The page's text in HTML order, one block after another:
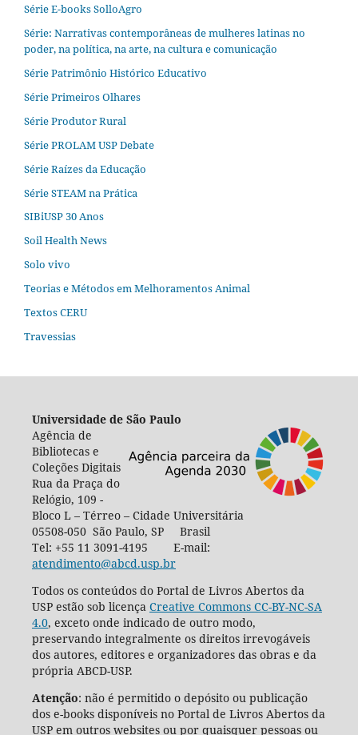
Série E-books SolloAgro
Série: Narrativas contemporâneas de mulheres latinas no
poder, na política, na arte, na cultura e comunicação
Série Patrimônio Histórico Educativo
Série Primeiros Olhares
Série Produtor Rural
Série PROLAM USP Debate
Série Raízes da Educação
Série STEAM na Prática
SIBiUSP 30 Anos
Soil Health News
Solo vivo
Teorias e Métodos em Melhoramentos Animal
Textos CERU
Travessias
Universidade de São Paulo
Agência de
Bibliotecas e
Coleções Digitais
Rua da Praça do
Relógio, 109 -
Bloco L – Térreo – Cidade Universitária
05508-050 São Paulo, SP Brasil
Tel: +55 11 3091-4195 E-mail:
atendimento@abcd.usp.br
Todos os conteúdos do Portal de Livros Abertos da
USP estão sob licença Creative Commons CC-BY-NC-SA
4.0, exceto onde indicado de outro modo,
preservando integralmente os direitos irrevogáveis
dos autores, editores e organizadores das obras e da
própria ABCD-USP.
Atenção: não é permitido o depósito ou publicação
dos e-books disponíveis no Portal de Livros Abertos da
USP em outros websites ou por quaisquer pessoas ou